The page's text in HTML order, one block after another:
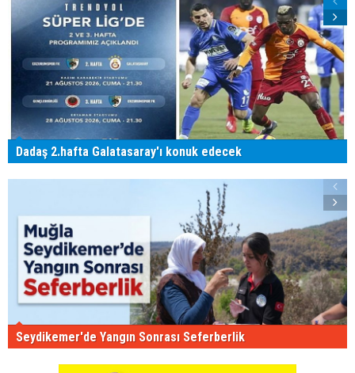
Dadaş 2.hafta Galatasaray'ı konuk edecek
Seydikemer'de Yangın Sonrası Seferberlik